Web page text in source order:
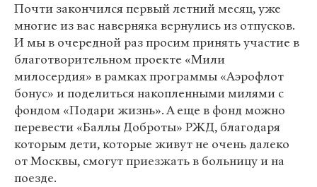
Почти закончился первый летний месяц, уже
многие из вас наверняка вернулись из отпусков.
И мы в очередной раз просим принять участие в
благотворительном проекте «Мили
милосердия» в рамках программы «Аэрофлот
бонус» и поделиться накопленными милями с
фондом «Подари жизнь». А еще в фонд можно
перевести «Баллы Доброты» РЖД, благодаря
которым дети, которые живут не очень далеко
от Москвы, смогут приезжать в больницу и на
поезде.